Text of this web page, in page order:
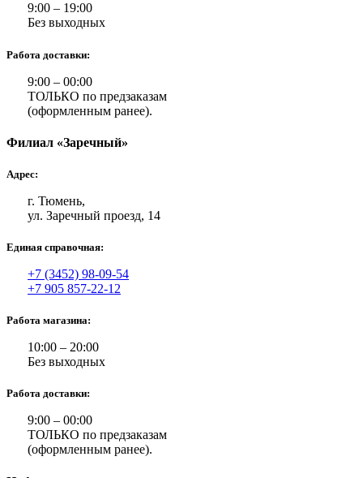
9:00 – 19:00
Без выходных
Работа доставки:
9:00 – 00:00
ТОЛЬКО по предзаказам
(оформленным ранее).
Филиал «Заречный»
Адрес:
г. Тюмень,
ул. Заречный проезд, 14
Единая справочная:
+7 (3452) 98-09-54
+7 905 857-22-12
Работа магазина:
10:00 – 20:00
Без выходных
Работа доставки:
9:00 – 00:00
ТОЛЬКО по предзаказам
(оформленным ранее).